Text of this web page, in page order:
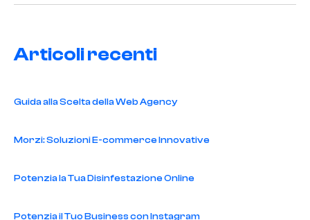
Articoli recenti
Guida alla Scelta della Web Agency
Morzi: Soluzioni E-commerce Innovative
Potenzia la Tua Disinfestazione Online
Potenzia il Tuo Business con Instagram